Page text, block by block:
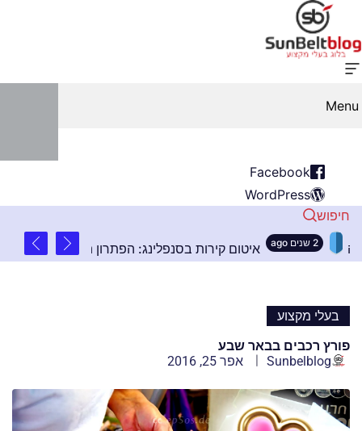
Menu
Facebook
WordPress
חיפוש
בהתקנת שלטים בגובה 2 שנים ago איטום קירות בסנפלינג:
בעלי מקצוע
פורץ רכבים בבאר שבע
Sunbelblog
אפר 25, 2016